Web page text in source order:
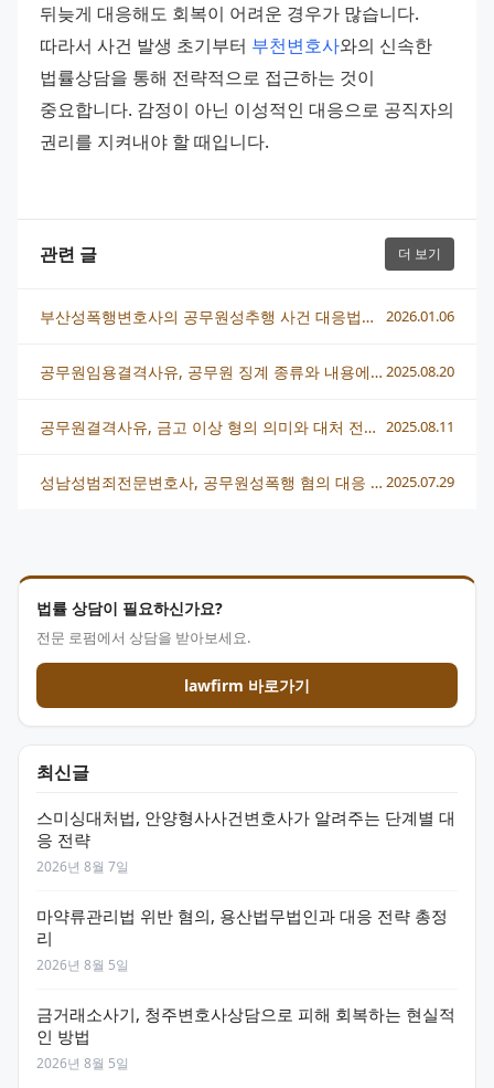
법률 상담이 필요하신가요?
전문 로펌에서 상담을 받아보세요.
lawfirm 바로가기
최신글
스미싱대처법, 안양형사사건변호사가 알려주는 단계별 대
응 전략
2026년 8월 7일
마약류관리법 위반 혐의, 용산법무법인과 대응 전략 총정
리
2026년 8월 5일
금거래소사기, 청주변호사상담으로 피해 회복하는 현실적
인 방법
2026년 8월 5일
뒤늦게 대응해도 회복이 어려운 경우가 많습니다.
따라서 사건 발생 초기부터 부천변호사와의 신속한
법률상담을 통해 전략적으로 접근하는 것이
중요합니다. 감정이 아닌 이성적인 대응으로 공직자의
권리를 지켜내야 할 때입니다.
관련 글 더 보기
부산성폭행변호사의 공무원성추행 사건 대응법과 법적 절차 총정리 2026.01.06
공무원임용결격사유, 공무원 징계 종류와 내용에 대해 알려주세요 2025.08.20
공무원결격사유, 금고 이상 형의 의미와 대처 전략 총정리 2025.08.11
성남성범죄전문변호사, 공무원성폭행 혐의 대응 전략과 법적 조력 방법 2025.07.29